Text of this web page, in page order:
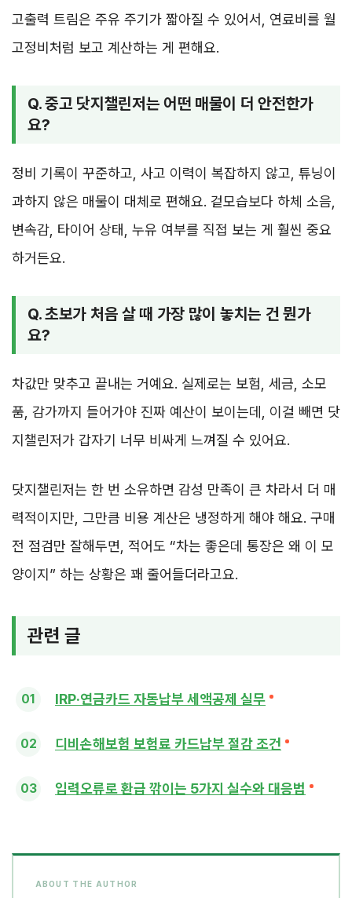
고출력 트림은 주유 주기가 짧아질 수 있어서, 연료비를 월
고정비처럼 보고 계산하는 게 편해요.
Q. 중고 닷지챌린저는 어떤 매물이 더 안전한가
요?
정비 기록이 꾸준하고, 사고 이력이 복잡하지 않고, 튜닝이
과하지 않은 매물이 대체로 편해요. 겉모습보다 하체 소음,
변속감, 타이어 상태, 누유 여부를 직접 보는 게 훨씬 중요
하거든요.
Q. 초보가 처음 살 때 가장 많이 놓치는 건 뭔가
요?
차값만 맞추고 끝내는 거예요. 실제로는 보험, 세금, 소모
품, 감가까지 들어가야 진짜 예산이 보이는데, 이걸 빼면 닷
지챌린저가 갑자기 너무 비싸게 느껴질 수 있어요.
닷지챌린저는 한 번 소유하면 감성 만족이 큰 차라서 더 매
력적이지만, 그만큼 비용 계산은 냉정하게 해야 해요. 구매
전 점검만 잘해두면, 적어도 “차는 좋은데 통장은 왜 이 모
양이지” 하는 상황은 꽤 줄어들더라고요.
관련 글
IRP·연금카드 자동납부 세액공제 실무
디비손해보험 보험료 카드납부 절감 조건
입력오류로 환급 깎이는 5가지 실수와 대응법
ABOUT THE AUTHOR